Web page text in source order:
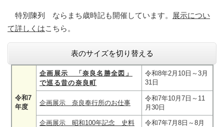
特別陳列 ならまち歳時記も開催しています。
展示につい
て詳しくはこちら。
表のサイズを切り替える
令和7
年度
企画展示 「奈良名勝全図」
で巡る昔の奈良町
令和8年2月10日～3月
31日
企画展示 奈良奉行所のお仕事
令和7年10月7日～11
月30日
企画展示 昭和100年記念 史料
令和7年7月8日～8月